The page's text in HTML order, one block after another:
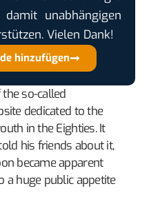
unabhängigen
Vielen Dank!
hinzufügen
so-called
dedicated to the
in the Eighties. It
his friends about it,
became apparent
a huge public appetite